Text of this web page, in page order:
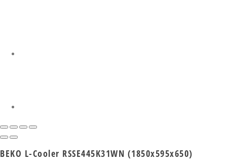
BEKO L-Cooler RSSE445K31WN (1850x595x650)